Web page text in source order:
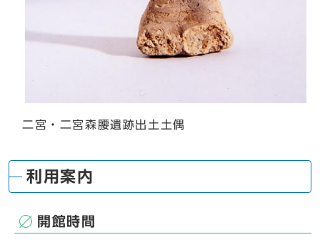
二宮・二宮森腰遺跡出土土偶
利用案内
開館時間